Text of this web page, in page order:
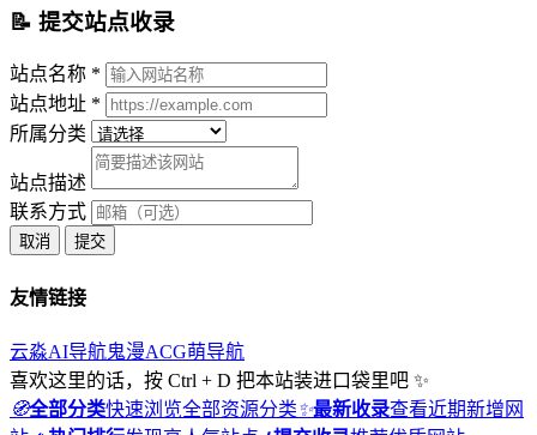
📝 提交站点收录
站点名称 *
站点地址 *
所属分类
站点描述
联系方式
取消 提交
友情链接
云淼AI导航鬼漫ACG萌导航
喜欢这里的话，按 Ctrl + D 把本站装进口袋里吧 ✨
🧭全部分类快速浏览全部资源分类✨最新收录查看近期新增网